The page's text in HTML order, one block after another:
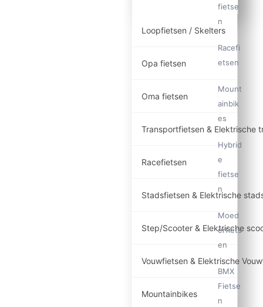
Loopfietsen / Skelters
Opa fietsen
Oma fietsen
Transportfietsen & Elektrische
Racefietsen
Stadsfietsen & Elektrische
Step/Scooter & Elektrische
Vouwfietsen & Elektrische
Mountainbikes
fietse
n
Racefi
etsen
Mount
ainbik
es
Hybrid
e
fietse
n
Moed
erfiets
en
BMX
Fietse
n